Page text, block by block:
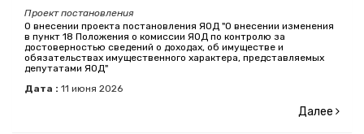
Проект постановления
О внесении проекта постановления ЯОД "О внесении изменения
в пункт 18 Положения о комиссии ЯОД по контролю за
достоверностью сведений о доходах, об имуществе и
обязательствах имущественного характера, представляемых
депутатами ЯОД"
Дата : 11 июня 2026
Далее